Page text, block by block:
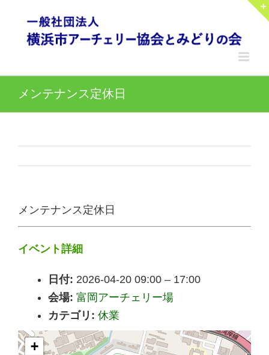
content
メンテナンス定休日
メンテナンス定休日
イベント詳細
日付: 2026-04-20 09:00 – 17:00
会場: 富岡アーチェリー場
カテゴリ: 休業
+